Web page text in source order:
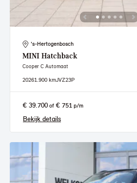
's-Hertogenbosch
MINI Hatchback
Cooper C Automaat
20261.900 kmJVZ23P
€ 39.700 of € 751 p/m
Bekijk details